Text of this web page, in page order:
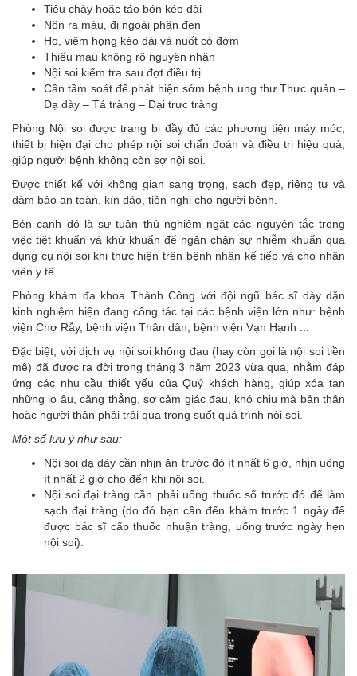
Tiêu chảy hoặc táo bón kéo dài
Nôn ra máu, đi ngoài phân đen
Ho, viêm họng kéo dài và nuốt có đờm
Thiếu máu không rõ nguyên nhân
Nội soi kiểm tra sau đợt điều trị
Cần tầm soát để phát hiện sớm bệnh ung thư Thực quản –
Dạ dày – Tá tràng – Đại trực tràng
Phòng Nội soi được trang bị đầy đủ các phương tiện máy móc,
thiết bị hiện đại cho phép nội soi chẩn đoán và điều trị hiệu quả,
giúp người bệnh không còn sợ nội soi.
Được thiết kế với không gian sang trọng, sạch đẹp, riêng tư và
đảm bảo an toàn, kín đáo, tiện nghi cho người bệnh.
Bên cạnh đó là sự tuân thủ nghiêm ngặt các nguyên tắc trong
việc tiệt khuẩn và khử khuẩn để ngăn chặn sự nhiễm khuẩn qua
dụng cụ nội soi khi thực hiện trên bệnh nhân kế tiếp và cho nhân
viên y tế.
Phòng khám đa khoa Thành Công với đội ngũ bác sĩ dày dặn
kinh nghiệm hiện đang công tác tại các bệnh viện lớn như: bệnh
viện Chợ Rẫy, bệnh viện Thân dân, bệnh viện Vạn Hạnh ...
Đặc biệt, với dịch vụ nội soi không đau (hay còn gọi là nội soi tiền
mê) đã được ra đời trong tháng 3 năm 2023 vừa qua, nhằm đáp
ứng các nhu cầu thiết yếu của Quý khách hàng, giúp xóa tan
những lo âu, căng thẳng, sợ cảm giác đau, khó chịu mà bản thân
hoặc người thân phải trải qua trong suốt quá trình nội soi.
Một số lưu ý như sau:
Nội soi dạ dày cần nhịn ăn trước đó ít nhất 6 giờ, nhịn uống
ít nhất 2 giờ cho đến khi nội soi.
Nội soi đại tràng cần phải uống thuốc sổ trước đó để làm
sạch đại tràng (do đó bạn cần đến khám trước 1 ngày để
được bác sĩ cấp thuốc nhuận tràng, uống trước ngày hẹn
nội soi).